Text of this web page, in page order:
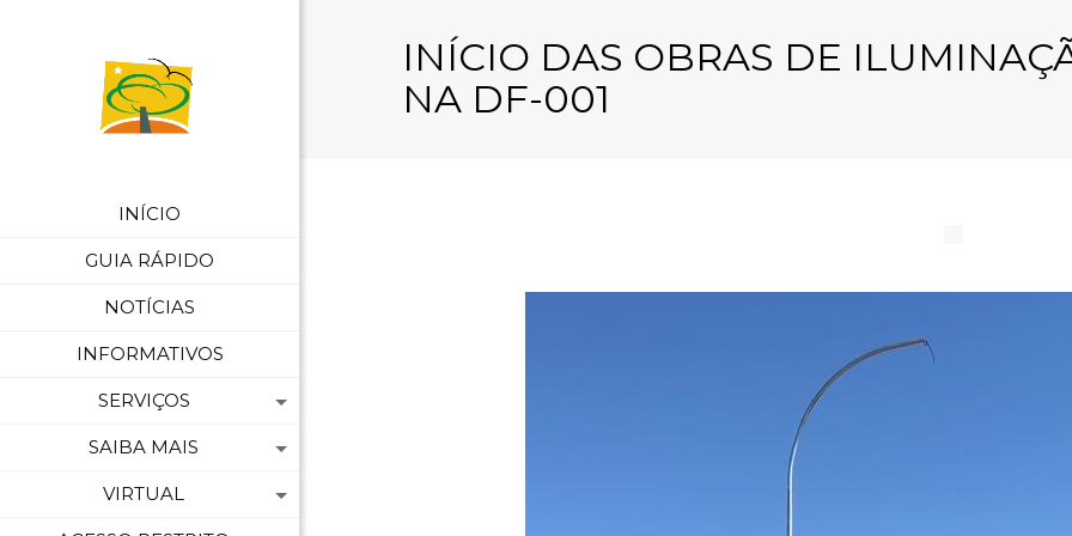
INÍCIO
GUIA RÁPIDO
NOTÍCIAS
INFORMATIVOS
SERVIÇOS
SAIBA MAIS
VIRTUAL
INÍCIO DAS OBRAS DE
NA DF-001